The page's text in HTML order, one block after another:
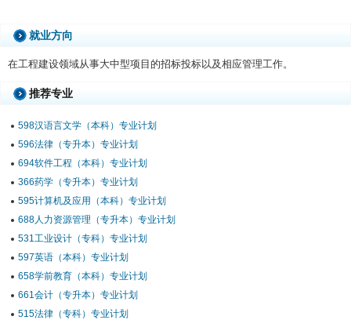
就业方向
在工程建设领域从事大中型项目的招标投标以及相应管理工作。
推荐专业
598汉语言文学（本科）专业计划
596法律（专升本）专业计划
694软件工程（本科）专业计划
366药学（专升本）专业计划
595计算机及应用（本科）专业计划
688人力资源管理（专升本）专业计划
531工业设计（专科）专业计划
597英语（本科）专业计划
658学前教育（本科）专业计划
661会计（专升本）专业计划
515法律（专科）专业计划